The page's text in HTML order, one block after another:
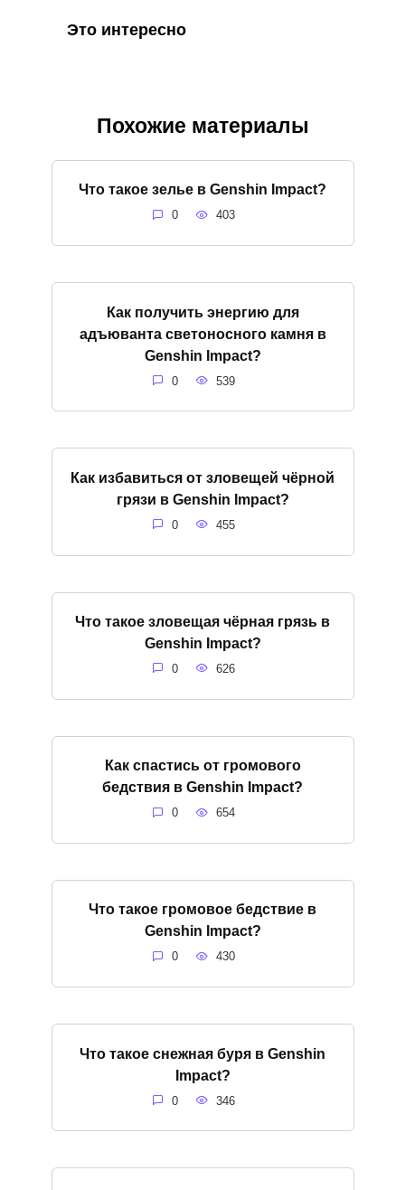
Это интересно
Похожие материалы
Что такое зелье в Genshin Impact?
0 403
Как получить энергию для
адъюванта светоносного камня в
Genshin Impact?
0 539
Как избавиться от зловещей чёрной
грязи в Genshin Impact?
0 455
Что такое зловещая чёрная грязь в
Genshin Impact?
0 626
Как спастись от громового
бедствия в Genshin Impact?
0 654
Что такое громовое бедствие в
Genshin Impact?
0 430
Что такое снежная буря в Genshin
Impact?
0 346